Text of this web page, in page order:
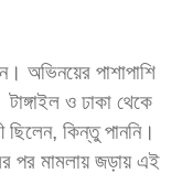
অভিনয়ের পাশাপাশি
ও ঢাকা থেকে
কিন্তু পাননি।
পর মামলায় জড়ায় এই